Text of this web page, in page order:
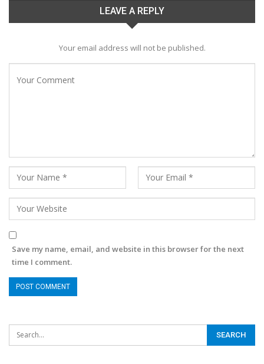
LEAVE A REPLY
Your email address will not be published.
Save my name, email, and website in this browser for the next
time I comment.